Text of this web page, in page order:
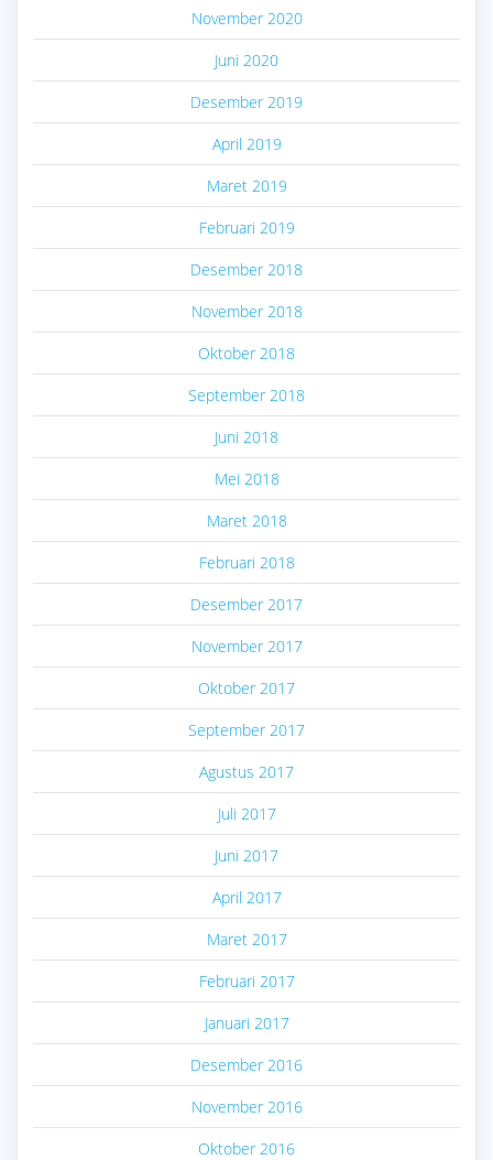
November 2020
Juni 2020
Desember 2019
April 2019
Maret 2019
Februari 2019
Desember 2018
November 2018
Oktober 2018
September 2018
Juni 2018
Mei 2018
Maret 2018
Februari 2018
Desember 2017
November 2017
Oktober 2017
September 2017
Agustus 2017
Juli 2017
Juni 2017
April 2017
Maret 2017
Februari 2017
Januari 2017
Desember 2016
November 2016
Oktober 2016